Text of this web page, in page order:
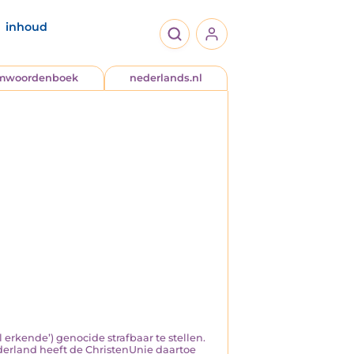
inhoud
nederlands.nl
genocide strafbaar te stellen.
heeft de ChristenUnie daartoe